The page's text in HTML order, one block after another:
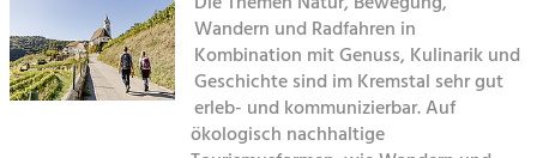
Sitemap
Kontakt
Tourismus
Angebotsentwicklung und
Positionierung.
Wandern und Radfahren in
Kombination mit Genuss, Kulinarik und
Geschichte sind im Kremstal sehr gut
erleb- und kommunizierbar. Auf
ökologisch nachhaltige